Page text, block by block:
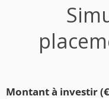
Montant à investir